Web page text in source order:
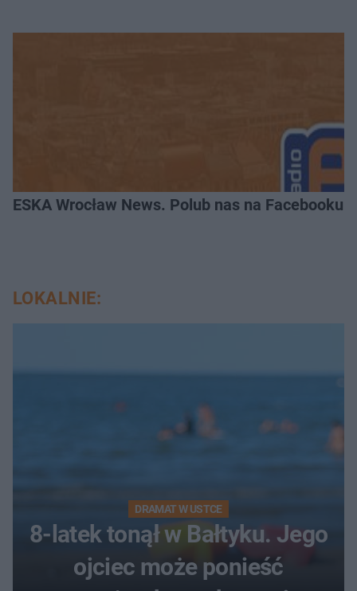
ESKA Wrocław News. Polub nas na Facebooku!
LOKALNIE:
DRAMAT W USTCE
8-latek tonął w Bałtyku. Jego
ojciec może ponieść